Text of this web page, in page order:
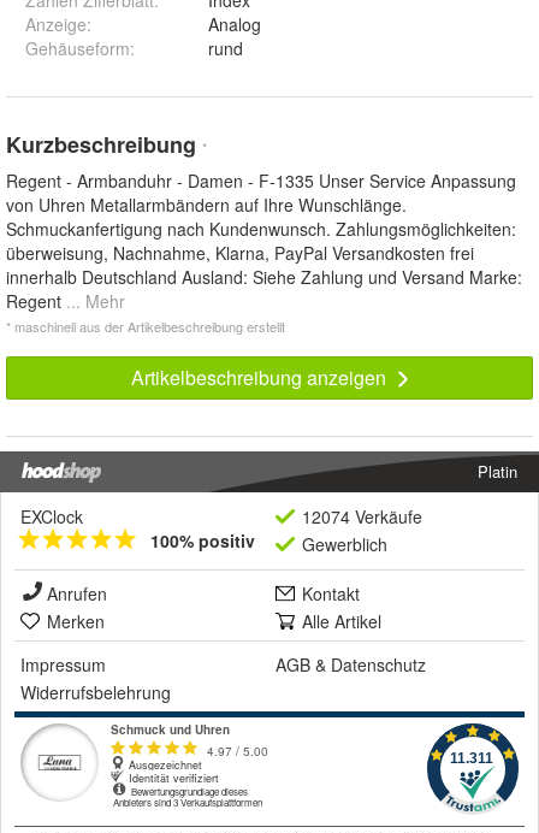
Anzeige:
Analog
Gehäuseform: rund
Kurzbeschreibung *
Regent - Armbanduhr - Damen - F-1335 Unser Service Anpassung
von Uhren Metallarmbändern auf Ihre Wunschlänge.
Schmuckanfertigung nach Kundenwunsch. Zahlungsmöglichkeiten:
überweisung, Nachnahme, Klarna, PayPal Versandkosten frei
innerhalb Deutschland Ausland: Siehe Zahlung und Versand Marke:
Regent ... Mehr
* maschinell aus der Artikelbeschreibung erstellt
Artikelbeschreibung anzeigen
Platin
EXClock
100% positiv
12074 Verkäufe
Gewerblich
Anrufen
Kontakt
Merken
Alle Artikel
Impressum
AGB & Datenschutz
Widerrufsbelehrung